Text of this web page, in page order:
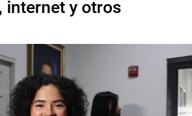
internet y otros